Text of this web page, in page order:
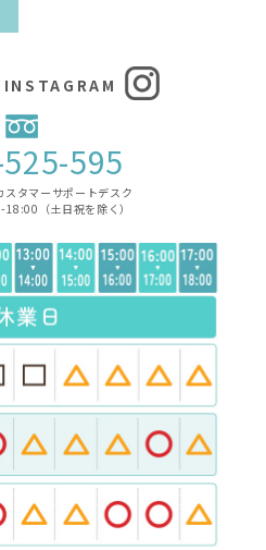
595
スタマーサポートデスク
（土日祝を除く）